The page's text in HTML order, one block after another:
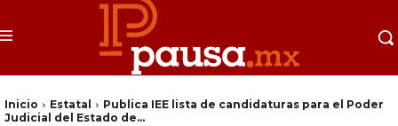
Inicio Estatal
Publica IEE lista de candidaturas para el Poder
Judicial del Estado de...